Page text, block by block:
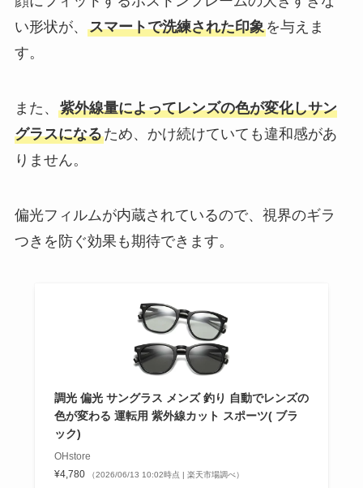
い形状が、 スマートで洗練された印象を与えま
す。
また、 紫外線量によってレンズの色が変化しサン
グラスになるため、かけ続けていても違和感があ
りません。
偏光フィルムが内蔵されているので、視界のギラ
つきを防ぐ効果も期待できます。
調光 偏光 サングラス メンズ 釣り 自動でレンズの
色が変わる 運転用 紫外線カット スポーツ( ブラ
ック)
OHstore
¥4,780
（2026/06/13 10:02時点 | 楽天市場調べ）